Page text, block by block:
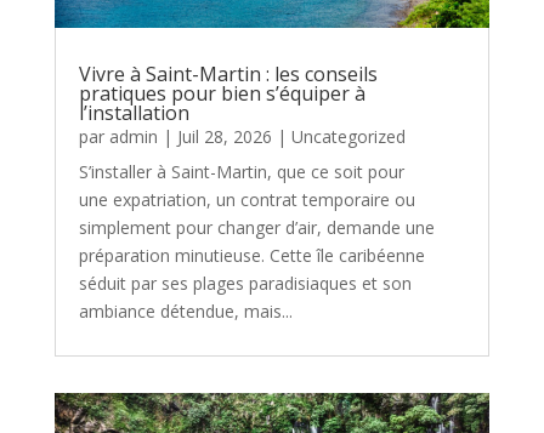
Vivre à Saint-Martin : les conseils
pratiques pour bien s’équiper à
l’installation
par admin | Juil 28, 2026 | Uncategorized
S’installer à Saint-Martin, que ce soit pour
une expatriation, un contrat temporaire ou
simplement pour changer d’air, demande une
préparation minutieuse. Cette île caribéenne
séduit par ses plages paradisiaques et son
ambiance détendue, mais...